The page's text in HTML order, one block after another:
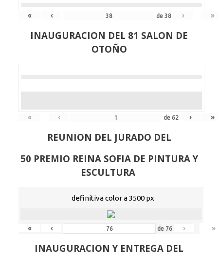
« ‹ de38 › »
INAUGURACION DEL 81 SALON DE
OTOÑO
« ‹ de 62 › »
REUNION DEL JURADO DEL
50 PREMIO REINA SOFIA DE PINTURA Y
ESCULTURA
definitiva color a 3500 px
« ‹ de 76 › »
INAUGURACION Y ENTREGA DEL